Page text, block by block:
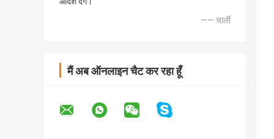
—— चार्ली
मैं अब ऑनलाइन चैट कर रहा हूँ